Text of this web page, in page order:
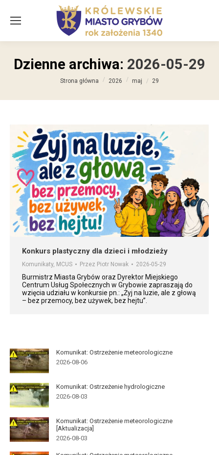
Dzienne archiwa: 2026-05-29
Jesteś tutaj:
Strona główna 2026 maj 29
Konkurs plastyczny dla dzieci i młodzieży
Komunikaty, MCUS Przez Piotr Nowak 2026-05-29
Burmistrz Miasta Grybów oraz Dyrektor Miejskiego
Centrum Usług Społecznych w Grybowie zapraszają do
wzięcia udziału w konkursie pn.: „Żyj na luzie, ale z głową
– bez przemocy, bez używek, bez hejtu”.
Komunikat: Ostrzeżenie meteorologiczne
2026-08-06
Komunikat: Ostrzeżenie hydrologiczne
2026-08-03
Komunikat: Ostrzeżenie meteorologiczne
[Aktualizacja]
2026-08-03